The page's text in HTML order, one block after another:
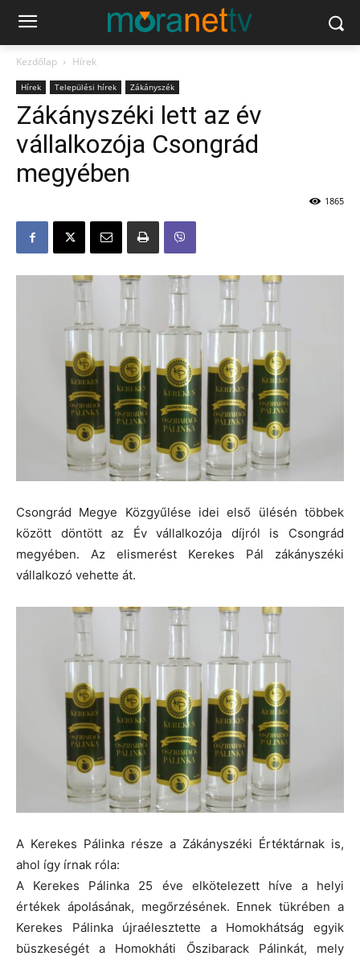
Kezdőlap Hírek
Hírek Települési hírek Zákányszék
Zákányszéki lett az év
vállalkozója Csongrád
megyében
1865
Csongrád Megye Közgyűlése idei első ülésén többek
között döntött az Év vállalkozója díjról is Csongrád
megyében. Az elismerést Kerekes Pál zákányszéki
vállalkozó vehette át.
A Kerekes Pálinka része a Zákányszéki Értéktárnak is,
ahol így írnak róla:
A Kerekes Pálinka 25 éve elkötelezett híve a helyi
értékek ápolásának, megőrzésének. Ennek tükrében a
Kerekes Pálinka újraélesztette a Homokhátság egyik
büszkeségét a Homokháti Őszibarack Pálinkát, mely